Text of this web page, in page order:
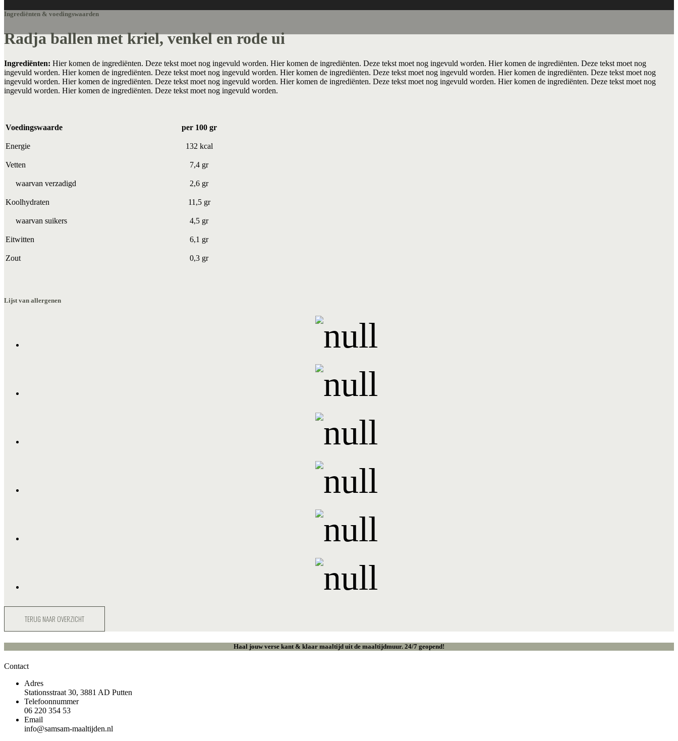
Ingrediënten & voedingswaarden
Radja ballen met kriel, venkel en rode ui
Ingrediënten: Hier komen de ingrediënten. Deze tekst moet nog ingevuld worden. Hier komen de ingrediënten. Deze tekst moet nog ingevuld worden. Hier komen de ingrediënten. Deze tekst moet nog
ingevuld worden. Hier komen de ingrediënten. Deze tekst moet nog ingevuld worden. Hier komen de ingrediënten. Deze tekst moet nog ingevuld worden. Hier komen de ingrediënten. Deze tekst moet nog
ingevuld worden. Hier komen de ingrediënten. Deze tekst moet nog ingevuld worden. Hier komen de ingrediënten. Deze tekst moet nog ingevuld worden. Hier komen de ingrediënten. Deze tekst moet nog
ingevuld worden. Hier komen de ingrediënten. Deze tekst moet nog ingevuld worden.
Voedingswaarde per 100 gr
Energie 132 kcal
Vetten 7,4 gr
waarvan verzadigd 2,6 gr
Koolhydraten 11,5 gr
waarvan suikers 4,5 gr
Eitwitten 6,1 gr
Zout 0,3 gr
Lijst van allergenen
TERUG NAAR OVERZICHT
Haal jouw verse kant & klaar maaltijd uit de maaltijdmuur. 24/7 geopend!
Contact
Adres
Stationsstraat 30, 3881 AD Putten
Telefoonnummer
06 220 354 53
Email
info@samsam-maaltijden.nl